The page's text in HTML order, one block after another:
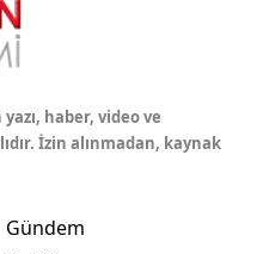
haber, video ve
İzin alınmadan, kaynak
Gündem